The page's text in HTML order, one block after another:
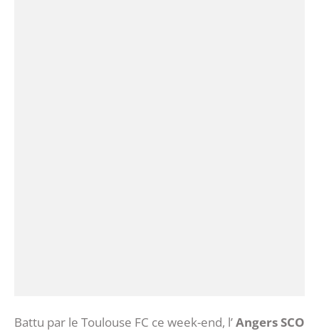
Battu par le Toulouse FC ce week-end, l’Angers SCO